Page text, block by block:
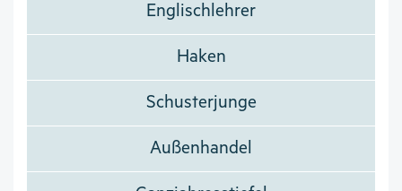
Englischlehrer
Haken
Schusterjunge
Außenhandel